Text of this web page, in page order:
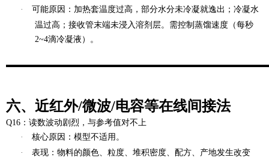
·
可能原因 ：加热套温度过高，部分水分未冷凝就逸出；冷凝水
温过高；接收管末端未浸入溶剂层。需控制蒸馏速度（每秒
2~4滴冷凝液）。
六、近红外/微波/电容等在线间接法
Q16：读数波动剧烈，与参考值对不上
·
核心原因 ：模型不适用。
·
表现 ：物料的颜色、粒度、堆积密度、配方、产地发生改变